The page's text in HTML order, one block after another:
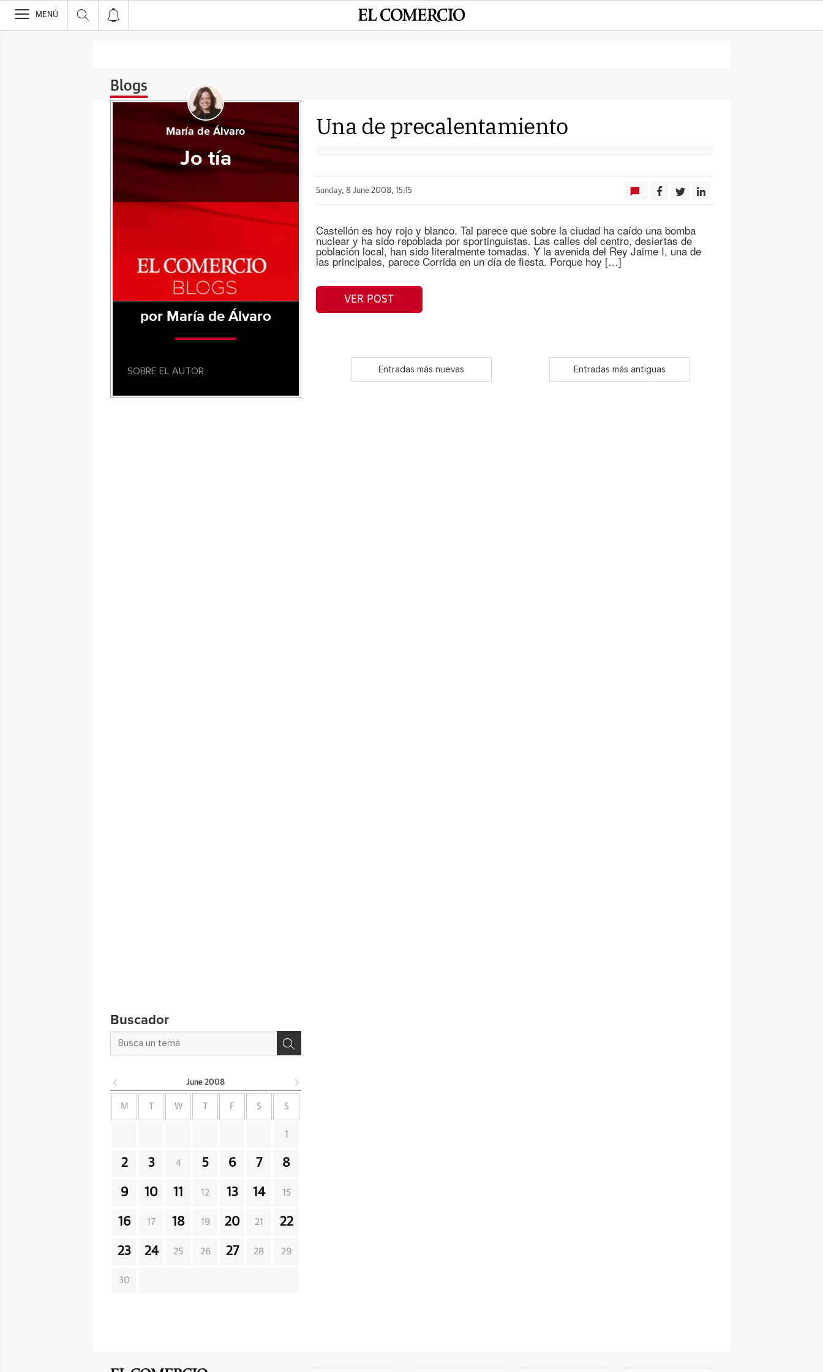
>
MENÚ
Blogs
Una de precalentamiento
Sunday, 8 June 2008, 15:15
Castellón es hoy rojo y blanco. Tal parece que sobre la ciudad ha caído una bomba
nuclear y ha sido repoblada por sportinguistas. Las calles del centro, desiertas de
población local, han sido literalmente tomadas. Y la avenida del Rey Jaime I, una de
las principales, parece Corrida en un día de fiesta. Porque hoy […]
VER POST
Entradas más nuevas Entradas más antiguas
María de Álvaro
Jo tía
por María de Álvaro
SOBRE EL AUTOR
Buscador
June 2008
M W F S S
1
2 3 4 5 6 7 8
9 10 11 12 13 14 15
16 17 18 19 20 21 22
23 24 25 26 27 28 29
30